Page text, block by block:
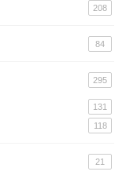
208
84
295
131
118
21